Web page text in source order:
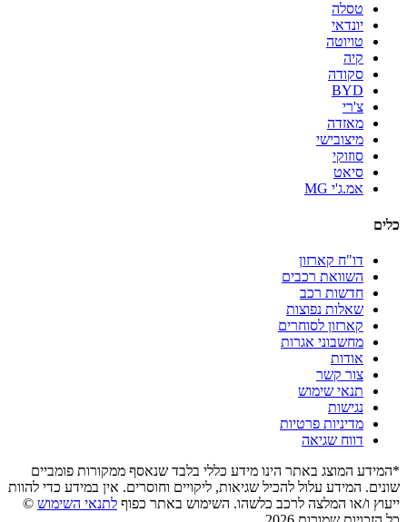
טסלה
יונדאי
טויוטה
קיה
סקודה
BYD
צ'רי
מאזדה
מיצובישי
סוזוקי
סיאט
אמ.ג'י MG
כלים
דו"ח קארזון
השוואת רכבים
חדשות רכב
שאלות נפוצות
קארזון לסוחרים
מחשבוני אגרות
אודות
צור קשר
תנאי שימוש
נגישות
מדיניות פרטיות
דווח שגיאה
*המידע המוצג באתר הינו מידע כללי בלבד שנאסף ממקורות פומביים
שונים. המידע עלול להכיל שגיאות, ליקויים וחוסרים. אין במידע כדי להוות
ייעוץ ו/או המלצה לרכב כלשהו. השימוש באתר כפוף לתנאי השימוש ©